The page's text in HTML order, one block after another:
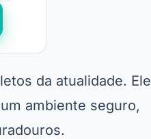
da atualidade. Ele
ambiente seguro,